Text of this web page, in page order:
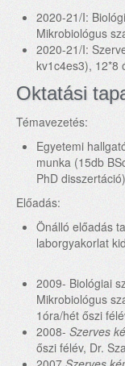
2020-21/I:
Mikrobiológus
2020-21/I:
kv1c4es3), 12*8
Oktatási
Témavezetés:
Egyetemi
munka (15db
PhD disszertáció)
Előadás:
Önálló előadás
laborgyakorlat
2009- Biológiai
Mikrobiológus
1óra/hét őszi
2008- Szerves
őszi félév, Dr.